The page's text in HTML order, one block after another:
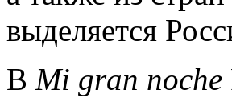
выделяется
В Mi gran noche